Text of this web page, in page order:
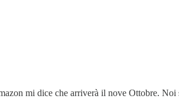
mi dice che arriverà il nove Ottobre. Noi